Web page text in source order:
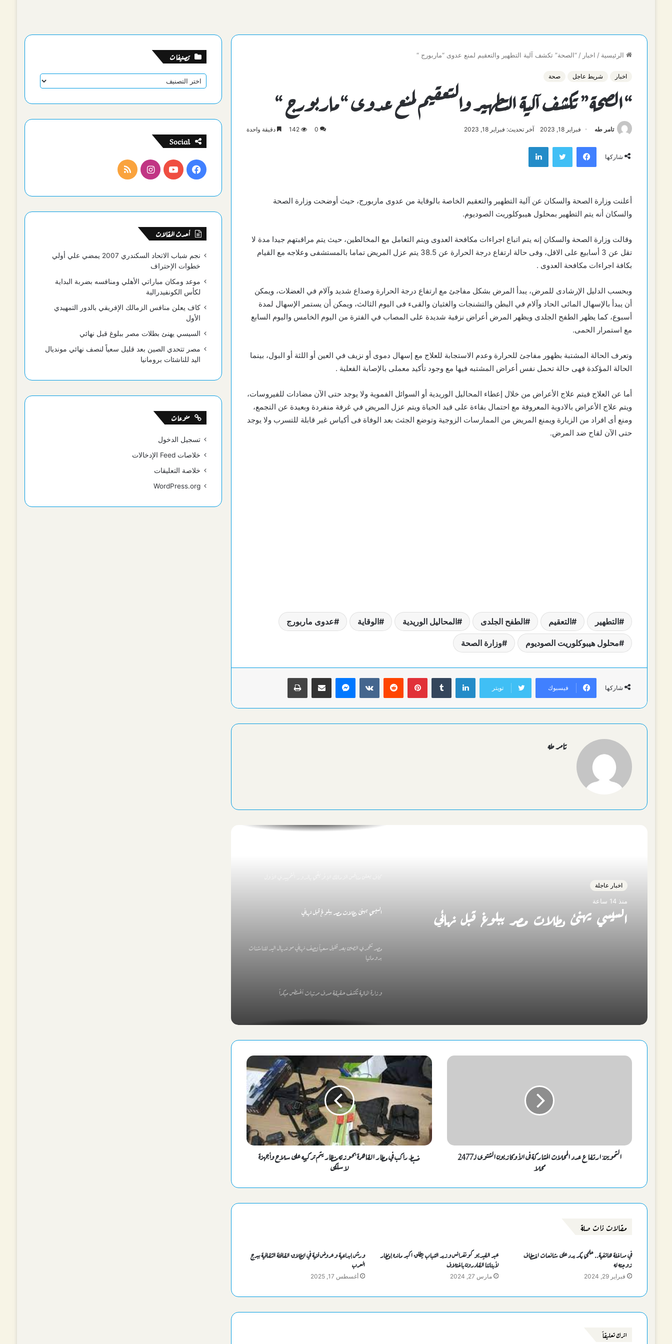
الرئيسية / اخبار / “الصحة” تكشف آلية التطهير والتعقيم لمنع عدوى “ماربورج “
اخبار شريط عاجل صحة
“الصحة” تكشف آلية التطهير والتعقيم لمنع عدوى “ماربورج “
تامر طه فبراير 18, 2023 آخر تحديث: فبراير 18, 2023 0
142 دقيقة واحدة
شاركها
فيسبوك تويتر لينكدإن
أعلنت وزارة الصحة والسكان عن آلية التطهير والتعقيم الخاصة بالوقاية من عدوى ماربورج، حيث أوضحت وزارة الصحة
والسكان أنه يتم التطهير بمحلول هيبوكلوريت الصوديوم.
وقالت وزارة الصحة والسكان إنه يتم اتباع اجراءات مكافحة العدوى ويتم التعامل مع المخالطين، حيث يتم مراقبتهم جيدا مدة لا
تقل عن 3 أسابيع على الاقل، وفى حالة ارتفاع درجة الحرارة عن 38.5 يتم عزل المريض تماما بالمستشفى وعلاجه مع القيام
بكافة اجراءات مكافحة العدوى .
وبحسب الدليل الإرشادى للمرض، يبدأ المرض بشكل مفاجئ مع ارتفاع درجة الحرارة وصداع شديد وآلام في العضلات، ويمكن
أن يبدأ بالإسهال المائى الحاد وآلام في البطن والتشنجات والغثيان والقىء فى اليوم الثالث، ويمكن أن يستمر الإسهال لمدة
أسبوع، كما يظهر الطفح الجلدى ويظهر المرض أعراض نزفية شديدة على المصاب في الفترة من اليوم الخامس واليوم السابع
مع استمرار الحمى.
وتعرف الحالة المشتبة بظهور مفاجئ للحرارة وعدم الاستجابة للعلاج مع إسهال دموى أو نزيف في العين أو اللثة أو البول، بينما
الحالة المؤكدة فهى حالة تحمل نفس أعراض المشتبه فيها مع وجود تأكيد معملى بالإصابة الفعلية .
أما عن العلاج فيتم علاج الأعراض من خلال إعطاء المحاليل الوريدية أو السوائل الفموية ولا يوجد حتى الآن مضادات للفيروسات،
ويتم علاج الأعراض بالادوية المعروفة مع احتمال بقاءة على قيد الحياة ويتم عزل المريض في غرفة منفردة وبعيدة عن التجمع،
ومنع أى افراد من الزيارة ويمنع المريض من الممارسات الزوجية وتوضع الجثث بعد الوفاة فى أكياس غير قابلة للتسرب ولا يوجد
حتى الآن لقاح ضد المرض.
التطهير التعقيم الطفح الجلدى المحاليل الوريدية الوقاية عدوى ماربورج
محلول هيبوكلوريت الصوديوم وزارة الصحة
شاركها فيسبوك تويتر
لينكدإن ‏Tumblr بينتيريست
‏Reddit
‏VKontakte ماسنجر مشاركة عبر البريد طباعة
تامر طه
اخبار عاجلة
منذ 14 ساعة
السيسي يهنئ بطلات مصر ببلوغ قبل نهائي
السيسي يهنئ بطلات مصر ببلوغ قبل نهائي
مصر تتحدي الصين بعد قليل سعياً لنصف نهائي مونديال اليد للناشئات
السيسي يهنئ بطلات مصر ببلوغ قبل نهائي
مصر تتحدي الصين بعد قليل سعياً لنصف نهائي مونديال اليد للناشئات
برومانيا
وزارة المالية تكشف حقيقة صرف مرتبات أغسطس مبكراً
مصر تودع كأس أمم إفريقيا بخسارة ثالثة مزلة أمام نيجيريا
الشريف تستقبل مسئولي الأوليمبي لدعم النادي في أزمته
كاف يعلن منافس الزمالك الإفريقي بالدور التمهيدي الأول
السيسي يهنئ بطلات مصر ببلوغ قبل نهائي
مصر تتحدي الصين بعد قليل سعياً لنصف نهائي مونديال اليد للناشئات
مصر تودع كأس أمم إفريقيا بخسارة ثالثة مزلة أمام نيجيريا
التموين: ارتفاع عدد المحلات المشاركة فى الأوكازيون الشتوى لـ2477
محلا
ضبط راكب في مطار القاهرة بحوزته منظار يتم تركيبه على سلاح وأجهزة
لاسلكى
مقالات ذات صلة
في مداخلة هاتفية.. حلمي بكر يرد على شائعات اختطاف
زوجته له
فبراير 29, 2024
عبر الفيديو كونفرانس وزير الشباب يطلق اكبر مائده إفطار
لأبنائنا القادرون باختلاف
مارس 27, 2024
ورش إبداعية وعروض فنية في انطلاق القافلة الثقافية ببرج
العرب
أغسطس 17, 2025
اترك تعليقاً
تصنيفات
تصنيفات
Social
فيسبوكيوتيوبانستقرامملخص
أحدث المقالات
نجم شباب الاتحاد السكندري 2007 يمضي علي أولي
خطوات الإحتراف
موعد ومكان مباراتي الأهلي ومنافسه بضربة البداية
لكأس الكونفيدرالية
كاف يعلن منافس الزمالك الإفريقي بالدور التمهيدي
الأول
السيسي يهنئ بطلات مصر ببلوغ قبل نهائي
مصر تتحدي الصين بعد قليل سعياً لنصف نهائي مونديال
اليد للناشئات برومانيا
منوعات
تسجيل الدخول
خلاصات Feed الإدخالات
خلاصة التعليقات
WordPress.org